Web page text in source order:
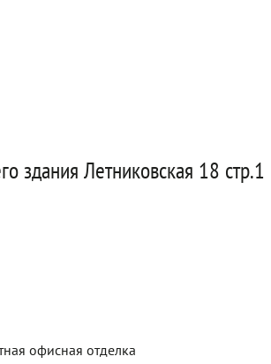
здания Летниковская 18 стр.1
офисная отделка